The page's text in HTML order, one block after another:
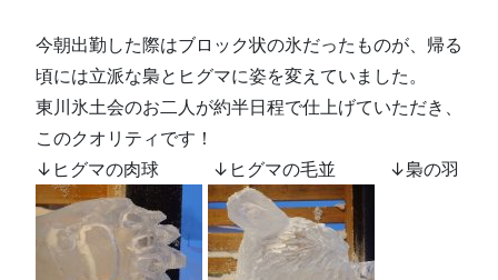
今朝出勤した際はブロック状の氷だったものが、帰る
頃には立派な梟とヒグマに姿を変えていました。
東川氷土会のお二人が約半日程で仕上げていただき、
このクオリティです！
↓ヒグマの肉球 ↓ヒグマの毛並 ↓梟の羽